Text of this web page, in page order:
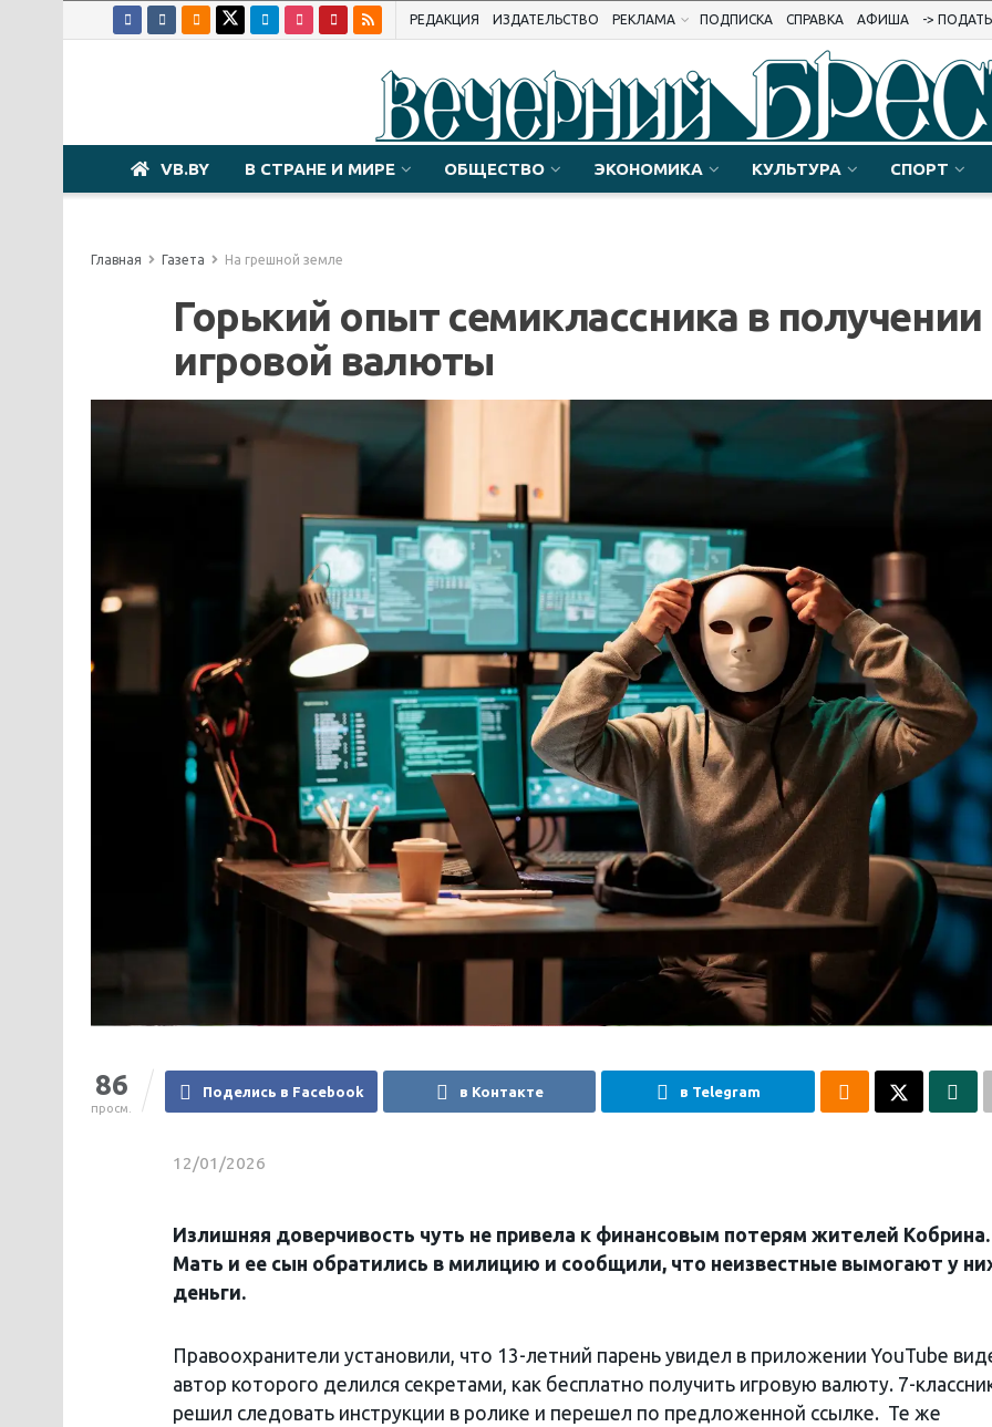
РЕДАКЦИЯ ИЗДАТЕЛЬСТВО РЕКЛАМА ПОДПИСКА СПРАВКА АФИША ->
VB.BY В СТРАНЕ И МИРЕ ОБЩЕСТВО ЭКОНОМИКА КУЛЬТУРА СПОРТ
Главная Газета На грешной земле
Горький опыт семиклассника в получении
игровой валюты
86
просм.
Поделись в Facebook в Контакте в Telegram
12/01/2026
Излишняя доверчивость чуть не привела к финансовым потерям жителей Кобрина.
Мать и ее сын обратились в милицию и сообщили, что неизвестные вымогают у
деньги.
Правоохранители установили, что 13-летний парень увидел в приложении YouTube
автор которого делился секретами, как бесплатно получить игровую валюту. 7-
решил следовать инструкции в ролике и перешел по предложенной ссылке. Те же